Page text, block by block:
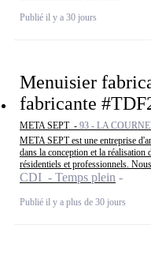
Publié il y a 30 jours
Menuisier
fabricante
META SEPT - 93 - LA
META SEPT est une entreprise
dans la conception et la réalisation
résidentiels et professionnels.
CDI - Temps plein
Publié il y a plus de 30 jours